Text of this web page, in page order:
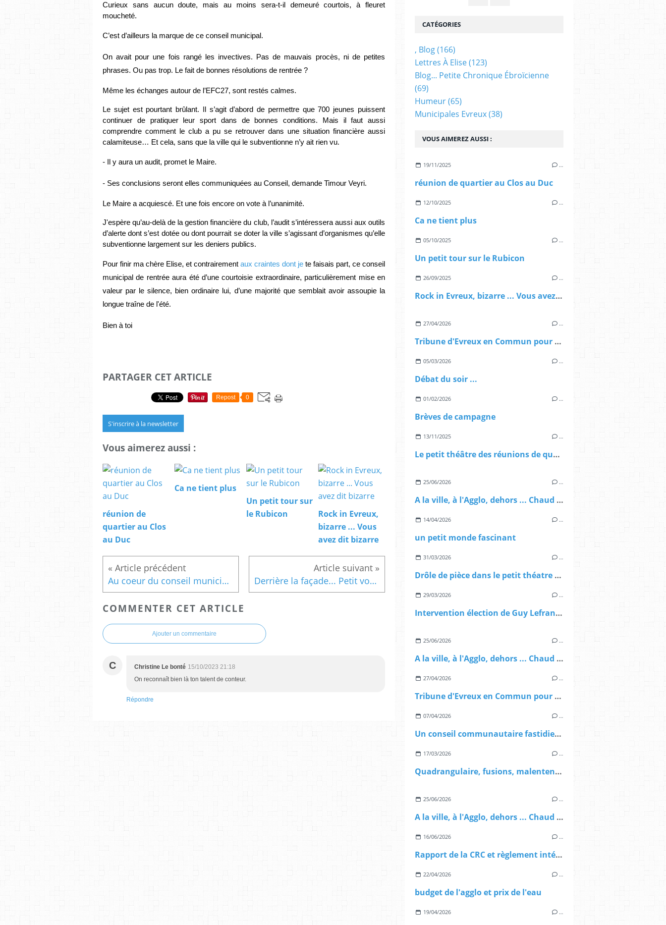
Curieux sans aucun doute, mais au moins sera-t-il demeuré courtois, à fleuret
moucheté.
C’est d’ailleurs la marque de ce conseil municipal.
On avait pour une fois rangé les invectives. Pas de mauvais procès, ni de petites
phrases. Ou pas trop. Le fait de bonnes résolutions de rentrée ?
Même les échanges autour de l’EFC27, sont restés calmes.
Le sujet est pourtant brûlant. Il s’agit d’abord de permettre que 700 jeunes puissent
continuer de pratiquer leur sport dans de bonnes conditions. Mais il faut aussi
comprendre comment le club a pu se retrouver dans une situation financière aussi
calamiteuse… Et cela, sans que la ville qui le subventionne n’y ait rien vu.
- Il y aura un audit, promet le Maire.
- Ses conclusions seront elles communiquées au Conseil, demande Timour Veyri.
Le Maire a acquiescé. Et une fois encore on vote à l’unanimité.
J'espère qu’au-delà de la gestion financière du club, l’audit s’intéressera aussi aux outils
d’alerte dont s’est dotée ou dont pourrait se doter la ville s’agissant d’organismes qu’elle
subventionne largement sur les deniers publics.
Pour finir ma chère Elise, et contrairement aux craintes dont je te faisais part, ce conseil
municipal de rentrée aura été d’une courtoisie extraordinaire, particulièrement mise en
valeur par le silence, bien ordinaire lui, d’une majorité que semblait avoir assoupie la
longue traîne de l'été.
Bien à toi
PARTAGER CET ARTICLE
Repost 0
S'inscrire à la newsletter
Vous aimerez aussi :
réunion de
quartier au Clos
au Duc
Ca ne tient plus
Un petit tour sur
le Rubicon
Rock in Evreux,
bizarre ... Vous
avez dit bizarre
Au coeur du conseil municipal Derrière la façade... Petit voyage dans l'école de mon enfance
COMMENTER CET ARTICLE
Ajouter un commentaire
C Christine Le bonté 15/10/2023 21:18
On reconnaît bien là ton talent de conteur.
Répondre
VOUS AIMEREZ AUSSI :
19/11/2025 …
réunion de quartier au Clos au Duc
12/10/2025 …
Ca ne tient plus
05/10/2025 …
Un petit tour sur le Rubicon
26/09/2025 …
Rock in Evreux, bizarre ... Vous avez dit bizarre
27/04/2026 …
Tribune d'Evreux en Commun pour le magazine de la ville
05/03/2026 …
Débat du soir ...
01/02/2026 …
Brèves de campagne
13/11/2025 …
Le petit théâtre des réunions de quartier
25/06/2026 …
A la ville, à l'Agglo, dehors ... Chaud partout !
14/04/2026 …
un petit monde fascinant
31/03/2026 …
Drôle de pièce dans le petit théatre municipal
29/03/2026 …
Intervention élection de Guy Lefrand Conseil municipal du 28 mars 2026
25/06/2026 …
A la ville, à l'Agglo, dehors ... Chaud partout !
27/04/2026 …
Tribune d'Evreux en Commun pour le magazine de la ville
07/04/2026 …
Un conseil communautaire fastidieux et bien peu féminin
17/03/2026 …
Quadrangulaire, fusions, malentendus ... et autres vendettas
25/06/2026 …
A la ville, à l'Agglo, dehors ... Chaud partout !
16/06/2026 …
Rapport de la CRC et règlement intérieur au menu du conseil municipal
22/04/2026 …
budget de l'agglo et prix de l'eau
19/04/2026 …
CATÉGORIES
, Blog(166)
Lettres À Elise(123)
Blog... Petite Chronique Ébroïcienne
(69)
Humeur(65)
Municipales Evreux(38)